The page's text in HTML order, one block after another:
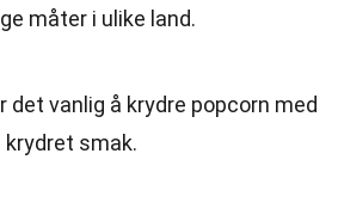
måter i ulike land.
det vanlig å krydre popcorn med
smak.